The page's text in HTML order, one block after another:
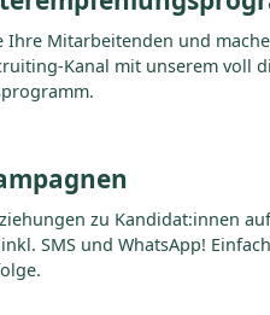
Ihre Mitarbeitenden und
Kanal mit unserem voll
zu Kandidat:innen
SMS und WhatsApp!